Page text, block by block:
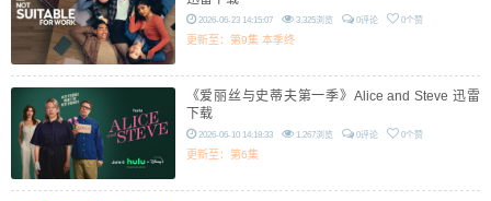
2026-06-23 14:15:07 3,325浏览 0评论 0个赞
更新至：第9集 本季终
《爱丽丝与史蒂夫第一季》Alice and Steve 迅雷
下载
2026-06-10 14:18:33 1,267浏览 0评论 0个赞
更新至：第6集